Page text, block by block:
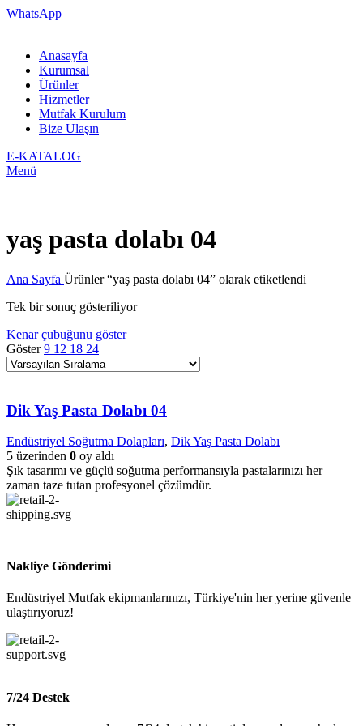
WhatsApp
Anasayfa
Kurumsal
Ürünler
Hizmetler
Mutfak Kurulum
Bize Ulaşın
E-KATALOG
Menü
yaş pasta dolabı 04
Ana Sayfa Ürünler “yaş pasta dolabı 04” olarak etiketlendi
Tek bir sonuç gösteriliyor
Kenar çubuğunu göster
Göster9 12 18 24
Dik Yaş Pasta Dolabı 04
Endüstriyel Soğutma Dolapları, Dik Yaş Pasta Dolabı
5 üzerinden 0 oy aldı
Şık tasarımı ve güçlü soğutma performansıyla pastalarınızı her
zaman taze tutan profesyonel çözümdür.
Nakliye Gönderimi
Endüstriyel Mutfak ekipmanlarınızı, Türkiye'nin her yerine güvenle
ulaştırıyoruz!
7/24 Destek